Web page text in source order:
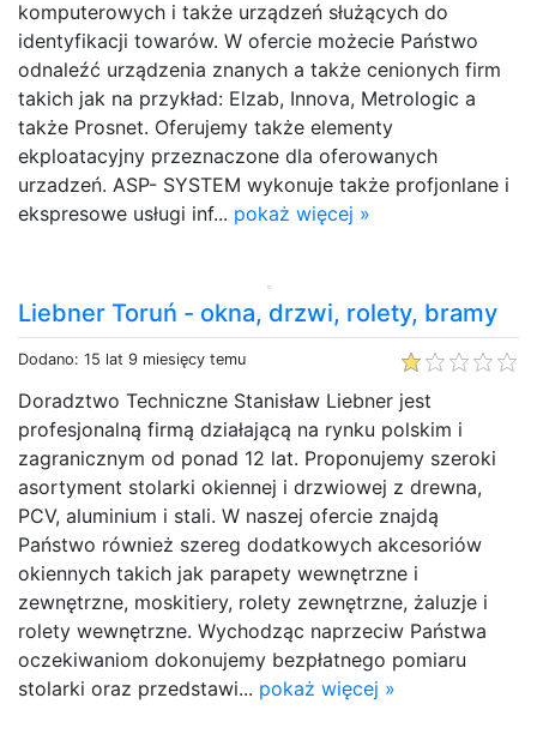
komputerowych i także urządzeń służących do
identyfikacji towarów. W ofercie możecie Państwo
odnaleźć urządzenia znanych a także cenionych firm
takich jak na przykład: Elzab, Innova, Metrologic a
także Prosnet. Oferujemy także elementy
ekploatacyjny przeznaczone dla oferowanych
urzadzeń. ASP- SYSTEM wykonuje także profjonlane i
ekspresowe usługi inf... pokaż więcej »
Liebner Toruń - okna, drzwi, rolety, bramy
Dodano: 15 lat 9 miesięcy temu
Doradztwo Techniczne Stanisław Liebner jest
profesjonalną firmą działającą na rynku polskim i
zagranicznym od ponad 12 lat. Proponujemy szeroki
asortyment stolarki okiennej i drzwiowej z drewna,
PCV, aluminium i stali. W naszej ofercie znajdą
Państwo również szereg dodatkowych akcesoriów
okiennych takich jak parapety wewnętrzne i
zewnętrzne, moskitiery, rolety zewnętrzne, żaluzje i
rolety wewnętrzne. Wychodząc naprzeciw Państwa
oczekiwaniom dokonujemy bezpłatnego pomiaru
stolarki oraz przedstawi... pokaż więcej »